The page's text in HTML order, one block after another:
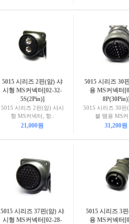
5015 시리즈 2핀(암) 샤
시형 MS커넥터[02-32-
5S(2Pin)]
5015 시리즈 2핀(암) 샤시
형 MS커넥터, 항..
21,000원
5015 시리즈 30
용 MS커넥터
5015 시리즈 30핀
블 땜용 MS
31,200원
5015 시리즈 37핀(암) 샤
시형 MS커넥터[02-28-
5015 시리즈 3
용 MS커넥터